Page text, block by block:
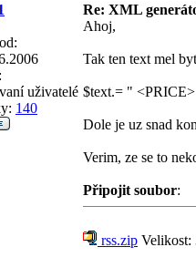
Re: XML
uživatelé
140
Ahoj,
Tak ten text mel
$text.= "
Dole je uz snad
Verim, ze se to
Připojit soubor:
rss.zip Velikost: